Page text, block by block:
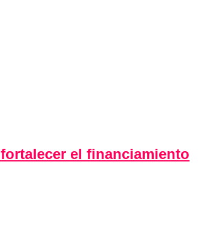
el financiamiento